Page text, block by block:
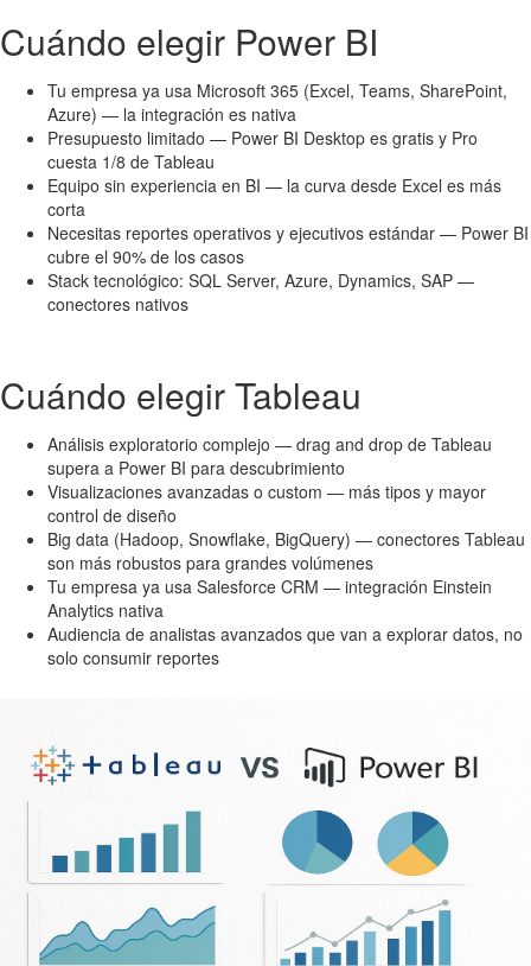
Cuándo elegir Power BI
Tu empresa ya usa Microsoft 365 (Excel, Teams, SharePoint,
Azure) — la integración es nativa
Presupuesto limitado — Power BI Desktop es gratis y Pro
cuesta 1/8 de Tableau
Equipo sin experiencia en BI — la curva desde Excel es más
corta
Necesitas reportes operativos y ejecutivos estándar — Power BI
cubre el 90% de los casos
Stack tecnológico: SQL Server, Azure, Dynamics, SAP —
conectores nativos
Cuándo elegir Tableau
Análisis exploratorio complejo — drag and drop de Tableau
supera a Power BI para descubrimiento
Visualizaciones avanzadas o custom — más tipos y mayor
control de diseño
Big data (Hadoop, Snowflake, BigQuery) — conectores Tableau
son más robustos para grandes volúmenes
Tu empresa ya usa Salesforce CRM — integración Einstein
Analytics nativa
Audiencia de analistas avanzados que van a explorar datos, no
solo consumir reportes